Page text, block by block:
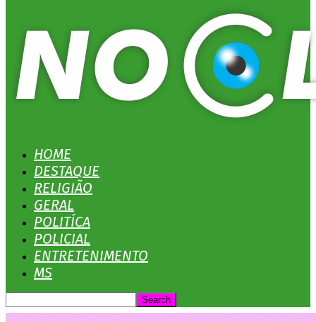
HOME
DESTAQUE
RELIGIÃO
GERAL
POLITÍCA
POLICIAL
ENTRETENIMENTO
MS